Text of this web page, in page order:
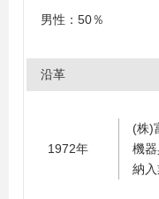
男性：50％
沿革
1972年
(株)
機器
納入